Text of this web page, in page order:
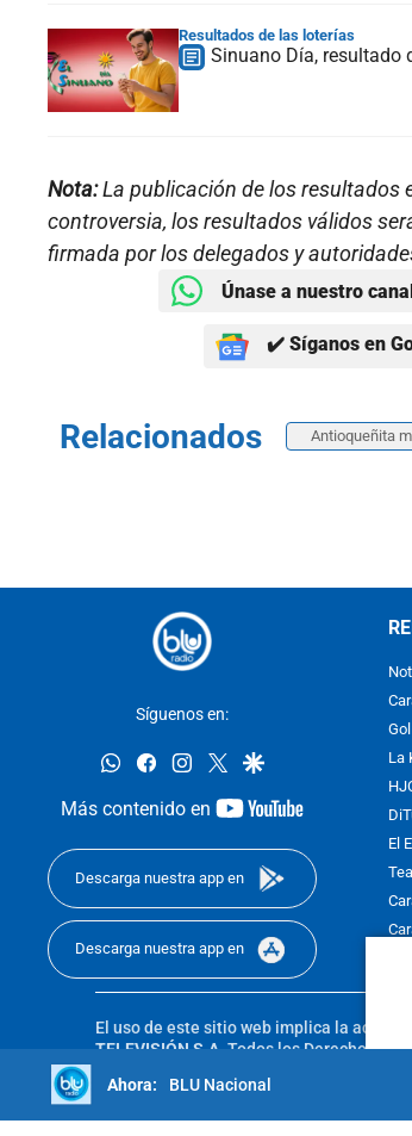
Resultados de las loterías
Sinuano Día, resultado
Nota:La publicación de los resultados
controversia, los resultados válidos
firmada por los delegados y
Únase a nuestro
✔️ Síganos en
Relacionados Antioqueñita
Síguenos en:
whatsappfacebookinstagram
twittergoogle
Más contenido en
youtube-
Descarga nuestra app en
Descarga nuestra app en
La
El
El uso de este sitio web implica la
TELEVISIÓN S.A.Todos los Derechos
sin autorización escrita de su titular.
reserved 2025.BLU Nacional